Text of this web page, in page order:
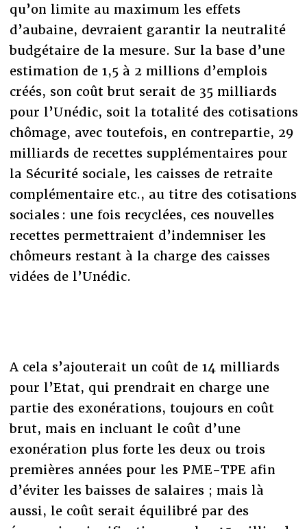
qu’on limite au maximum les effets
d’aubaine, devraient garantir la neutralité
budgétaire de la mesure. Sur la base d’une
estimation de 1,5 à 2 millions d’emplois
créés, son coût brut serait de 35 milliards
pour l’Unédic, soit la totalité des cotisations
chômage, avec toutefois, en contrepartie, 29
milliards de recettes supplémentaires pour
la Sécurité sociale, les caisses de retraite
complémentaire etc., au titre des cotisations
sociales : une fois recyclées, ces nouvelles
recettes permettraient d’indemniser les
chômeurs restant à la charge des caisses
vidées de l’Unédic.
A cela s’ajouterait un coût de 14 milliards
pour l’Etat, qui prendrait en charge une
partie des exonérations, toujours en coût
brut, mais en incluant le coût d’une
exonération plus forte les deux ou trois
premières années pour les PME-TPE afin
d’éviter les baisses de salaires ; mais là
aussi, le coût serait équilibré par des